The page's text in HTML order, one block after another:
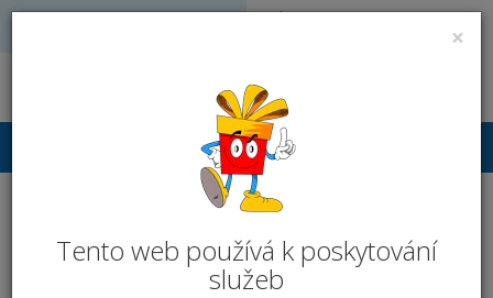
×
Tento web používá k poskytování
služeb
Volejte: 728 051 909
Přihlášení
Fotosešit A5 - malý - Zlaté
chvilky